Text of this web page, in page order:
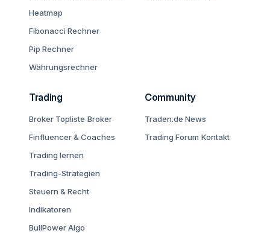
Heatmap
Fibonacci Rechner
Pip Rechner
Währungsrechner
Trading
Broker Topliste Broker
Finfluencer & Coaches
Trading lernen
Trading-Strategien
Steuern & Recht
Indikatoren
BullPower Algo
Community
Traden.de News
Trading Forum Kontakt